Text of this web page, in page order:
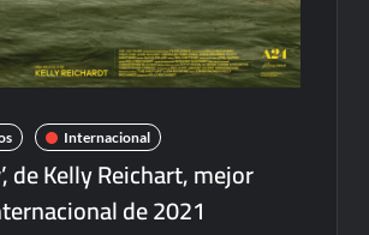
Internacional
de Kelly Reichart, mejor
de 2021